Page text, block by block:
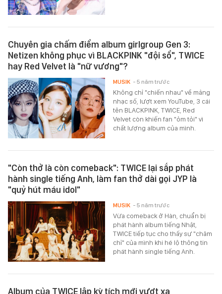
Chuyên gia chấm điểm album girlgroup Gen 3:
Netizen không phục vì BLACKPINK "đội sổ", TWICE
hay Red Velvet là "nữ vương"?
Không chỉ "chiến nhau" về mảng
nhạc số, lượt xem YouTube, 3 cái
tên BLACKPINK, TWICE, Red
Velvet còn khiến fan "ỏm tỏi" vì
chất lượng album của mình.
MUSIK - 5 năm trước
"Còn thở là còn comeback": TWICE lại sắp phát
hành single tiếng Anh, làm fan thở dài gọi JYP là
"quỷ hút máu idol"
Vừa comeback ở Hàn, chuẩn bị
phát hành album tiếng Nhật,
TWICE tiếp tục cho thấy sự "chăm
chỉ" của mình khi hé lộ thông tin
phát hành single tiếng Anh.
MUSIK - 5 năm trước
Album của TWICE lập kỳ tích mới vượt xa